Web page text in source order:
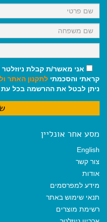
m
אני מאשר/ת קבלת ניוזלטר
קראתי והסכמתי לתקנון האתר
ניתן לבטל את ההרשמה בכל עת
מסע אחר אונליין
English
צור קשר
אודות
מידע למפרסמים
תנאי שימוש באתר
רשימת מוצרים